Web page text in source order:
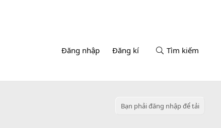
Đăng nhập Đăng kí Tìm kiếm
Bạn phải đăng nhập để tải